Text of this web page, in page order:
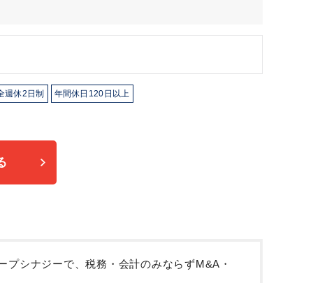
週休2日制 年間休日120日以上
シナジーで、税務・会計のみならずM&A・